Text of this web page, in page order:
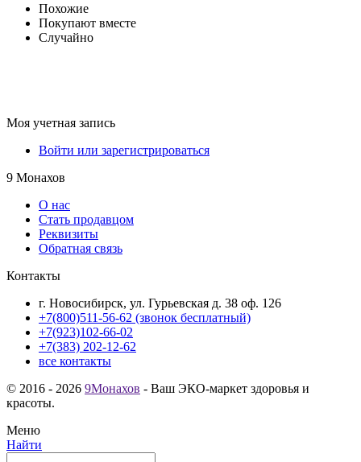
Похожие
Покупают вместе
Случайно
Моя учетная запись
Войти или зарегистрироваться
9 Монахов
О нас
Стать продавцом
Реквизиты
Обратная связь
Контакты
г. Новосибирск, ул. Гурьевская д. 38 оф. 126
+7(800)511-56-62 (звонок бесплатный)
+7(923)102-66-02
+7(383) 202-12-62
все контакты
© 2016 - 2026 9Монахов - Ваш ЭКО-маркет здоровья и
красоты.
Меню
Найти